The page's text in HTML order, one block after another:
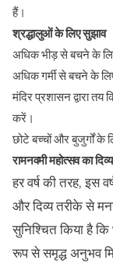
हैं।
श्रद्धालुओं के लिए सुझाव
अधिक भीड़ से बचने के
अधिक गर्मी से बचने के
मंदिर प्रशासन द्वारा तय
करें।
छोटे बच्चों और बुजुर्गों के
रामनवमी महोत्सव का
हर वर्ष की तरह, इस
और दिव्य तरीके से
सुनिश्चित किया है
रूप से समृद्ध अनुभव